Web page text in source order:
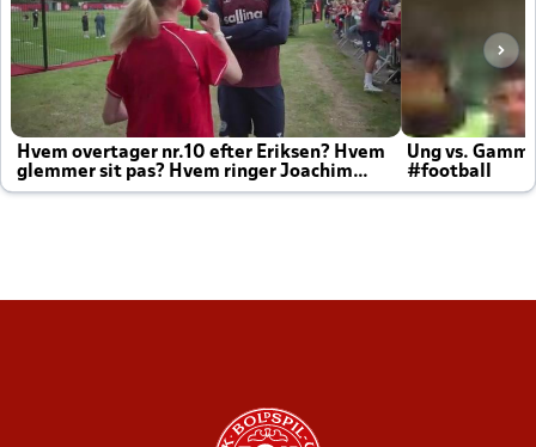
Hvem overtager nr.10 efter Eriksen? Hvem
glemmer sit pas? Hvem ringer Joachim
altid til efter kampe?
Ung vs.
#football